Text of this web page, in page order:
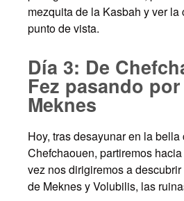
mezquita de la Kasbah y ver
punto de vista.
Día 3: De
Fez pasando
Meknes
Hoy, tras desayunar en la
Chefchaouen, partiremos
vez nos dirigiremos a
de Meknes y Volubilis, las